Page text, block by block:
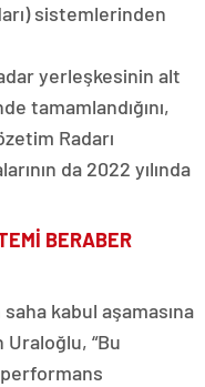
sistemlerinden
yerleşkesinin alt
tamamlandığını,
Radarı
da 2022 yılında
BERABER
kabul aşamasına
“Bu